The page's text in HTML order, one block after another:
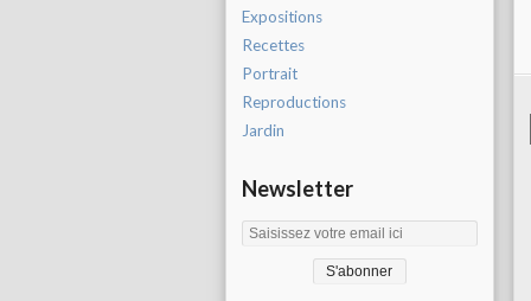
Expositions
Recettes
Portrait
Reproductions
Jardin
Newsletter